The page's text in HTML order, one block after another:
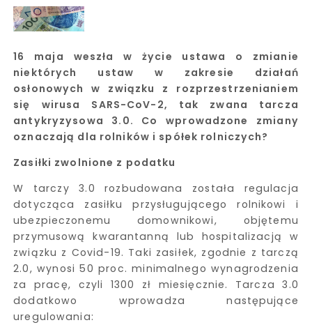
16 maja weszła w życie ustawa o zmianie
niektórych ustaw w zakresie działań
osłonowych w związku z rozprzestrzenianiem
się wirusa SARS-CoV-2, tak zwana tarcza
antykryzysowa 3.0. Co wprowadzone zmiany
oznaczają dla rolników i spółek rolniczych?
Zasiłki zwolnione z podatku
W tarczy 3.0 rozbudowana została regulacja
dotycząca zasiłku przysługującego rolnikowi i
ubezpieczonemu domownikowi, objętemu
przymusową kwarantanną lub hospitalizacją w
związku z Covid-19. Taki zasiłek, zgodnie z tarczą
2.0, wynosi 50 proc. minimalnego wynagrodzenia
za pracę, czyli 1300 zł miesięcznie. Tarcza 3.0
dodatkowo wprowadza następujące
uregulowania: